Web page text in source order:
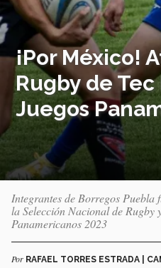
¡Por México!
Rugby de
Juegos
Integrantes de Borregos
la Selección Nacional de Rugby
Panamericanos 2023
Por RAFAEL TORRES ESTRADA |